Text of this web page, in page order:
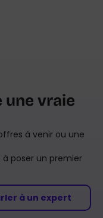
une vraie
à venir ou une
à poser un premier
à un expert